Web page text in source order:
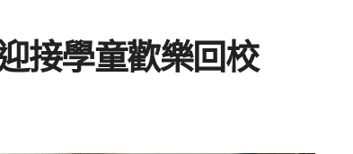
接學童歡樂回校